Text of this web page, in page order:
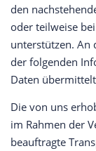
den
oder teilweise
unterstützen. An
der folgenden
Daten
Die von uns
im Rahmen der
beauftragte